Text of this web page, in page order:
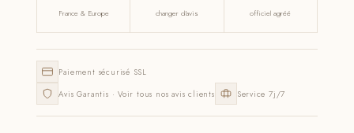
France & Europe
changer d'avis
officiel agréé
Paiement sécurisé SSL
Avis Garantis · Voir tous nos avis clients
Service 7j/7